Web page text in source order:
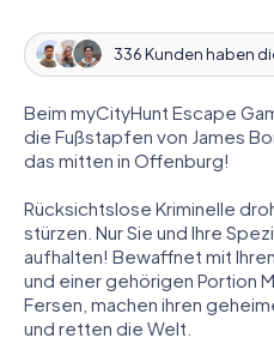
336 Kunden haben
Beim myCityHunt Escape
die Fußstapfen von James
das mitten in Offenburg!
Rücksichtslose Kriminelle
stürzen. Nur Sie und Ihre
aufhalten! Bewaffnet mit
und einer gehörigen Portion
Fersen, machen ihren
und retten die Welt.